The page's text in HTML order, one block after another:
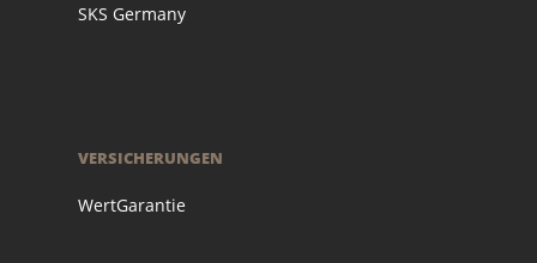
SKS Germany
VERSICHERUNGEN
WertGarantie